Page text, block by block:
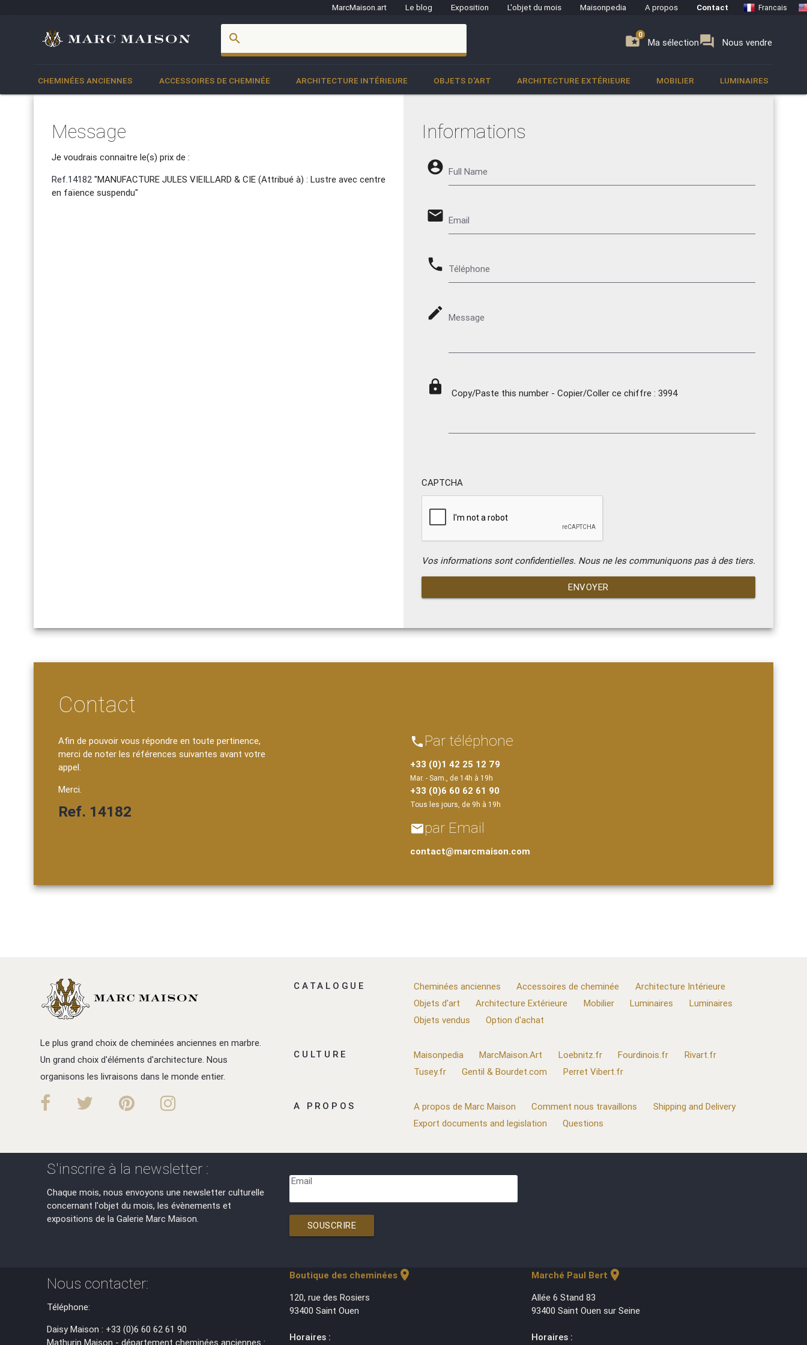
MarcMaison.art Le blog Exposition L'objet du mois Maisonpedia A propos Contact Francais
search folder_special Ma sélection
0 forum Nous vendre
0
CHEMINÉES ANCIENNES ACCESSOIRES DE CHEMINÉE ARCHITECTURE INTÉRIEURE OBJETS D'ART ARCHITECTURE EXTÉRIEURE MOBILIER LUMINAIRES
Message
Je voudrais connaitre le(s) prix de :
Ref.14182 "MANUFACTURE JULES VIEILLARD & CIE (Attribué à) : Lustre avec centre
en faïence suspendu"
Informations
account_circle Full Name
email Email
phone Téléphone
mode_edit Message
lock Copy/Paste this number - Copier/Coller ce chiffre : 3994
CAPTCHA
Vos informations sont confidentielles. Nous ne les communiquons pas à des tiers.
ENVOYER
Contact
Afin de pouvoir vous répondre en toute pertinence,
merci de noter les références suivantes avant votre
appel.
Merci.
Ref. 14182
phone Par téléphone
+33 (0)1 42 25 12 79
Mar. - Sam., de 14h à 19h
+33 (0)6 60 62 61 90
Tous les jours, de 9h à 19h
emailpar Email
contact@marcmaison.com
Le plus grand choix de cheminées anciennes en marbre.
Un grand choix d'éléments d'architecture. Nous
organisons les livraisons dans le monde entier.
CATALOGUE Cheminées anciennes Accessoires de cheminée
Architecture Intérieure
Objets d'art
Architecture Extérieure Mobilier Luminaires
Luminaires
Objets vendus
Option d'achat
CULTURE Maisonpedia MarcMaison.Art Loebnitz.fr Fourdinois.fr
Rivart.fr
Tusey.fr
Gentil & Bourdet.com Perret Vibert.fr
A PROPOS A propos de Marc Maison Comment nous travaillons
Shipping and Delivery
Export documents and legislation
Questions
S'inscrire à la newsletter :
Chaque mois, nous envoyons une newsletter culturelle
concernant l'objet du mois, les évènements et
expositions de la Galerie Marc Maison.
Email
SOUSCRIRE
Nous contacter:
Téléphone:
Daisy Maison : +33 (0)6 60 62 61 90
Mathurin Maison - département cheminées anciennes :
Boutique des cheminéeslocation_on
120, rue des Rosiers
93400 Saint Ouen
Horaires :
Marché Paul Bert location_on
Allée 6 Stand 83
93400 Saint Ouen sur Seine
Horaires :